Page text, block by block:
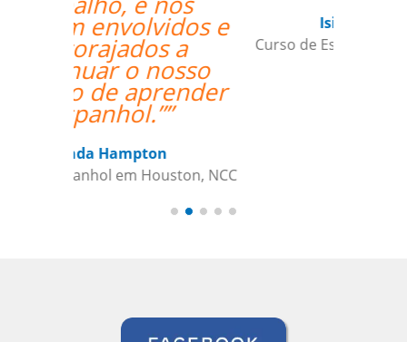
Isis Andreatta
Curso de Espanhol em Guarulhos